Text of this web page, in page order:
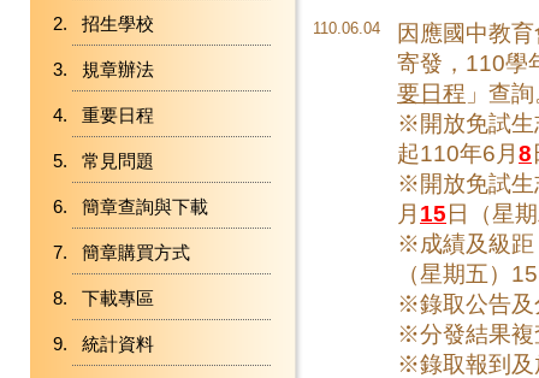
招生學校
規章辦法
重要日程
常見問題
簡章查詢與下載
簡章購買方式
下載專區
統計資料
110.06.04
因應國中教
寄發，110學
要日程 」查
※開放免試生
起110年6月8
※開放免試生
月 15日（星
※成績及級距
（星期五）
※錄取公告及
※分發結果複
※錄取報到及